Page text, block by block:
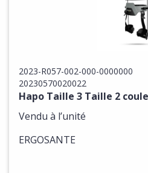
2023-R057-002-000-0000000
20230570020022
Hapo Taille 3 Taille 2
Vendu à l’unité
ERGOSANTE